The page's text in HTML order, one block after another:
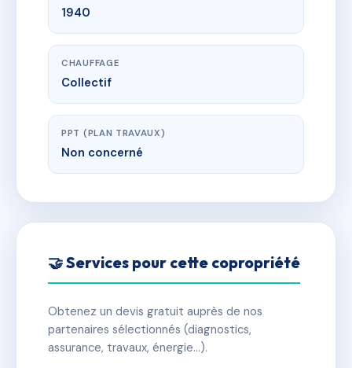
1940
CHAUFFAGE
Collectif
PPT (PLAN TRAVAUX)
Non concerné
🤝 Services pour cette copropriété
Obtenez un devis gratuit auprès de nos
partenaires sélectionnés (diagnostics,
assurance, travaux, énergie…).